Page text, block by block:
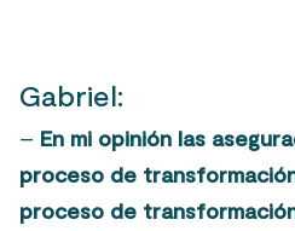
Gabriel:
– En mi opinión las
proceso de
proceso de